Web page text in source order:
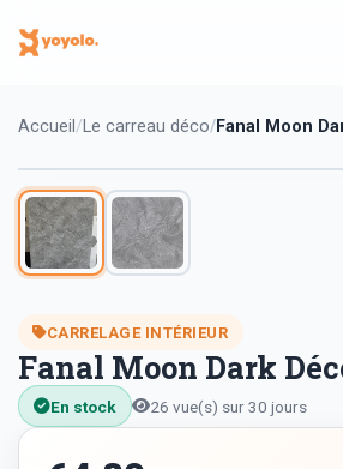
Accueil Le carreau déco Fanal Moon
CARRELAGE INTÉRIEUR
Fanal Moon Dark
En stock 26 vue(s) sur 30 jours